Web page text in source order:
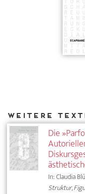
Die
In: Claudia
Struktur,